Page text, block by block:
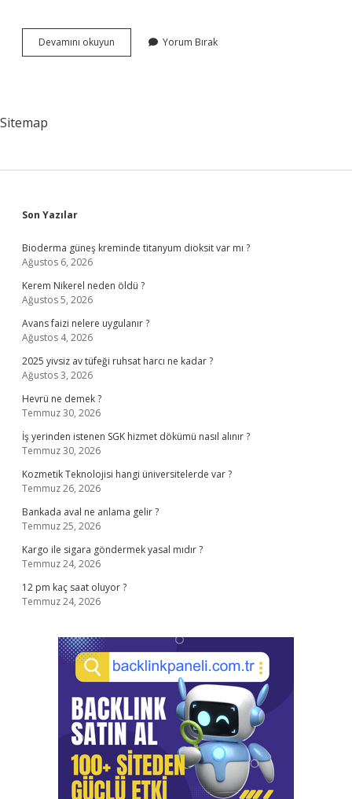
Devamını okuyun Türkiyede
Kac
Yorum Bırak
Sitemap
Sidebar
Son Yazılar
Bioderma güneş kreminde titanyum dioksit var mı ?
Ağustos 6, 2026
Kerem Nikerel neden öldü ?
Ağustos 5, 2026
Avans faizi nelere uygulanır ?
Ağustos 4, 2026
2025 yivsiz av tüfeği ruhsat harcı ne kadar ?
Ağustos 3, 2026
Hevrü ne demek ?
Temmuz 30, 2026
İş yerinden istenen SGK hizmet dökümü nasıl alınır ?
Temmuz 30, 2026
Kozmetik Teknolojisi hangi üniversitelerde var ?
Temmuz 26, 2026
Bankada aval ne anlama gelir ?
Temmuz 25, 2026
Kargo ile sigara göndermek yasal mıdır ?
Temmuz 24, 2026
12 pm kaç saat oluyor ?
Temmuz 24, 2026